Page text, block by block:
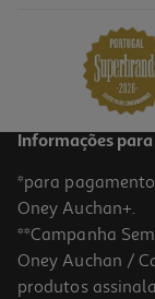
Informações
*para
Oney Auchan+.
**Campanha
Oney Auchan /
produtos